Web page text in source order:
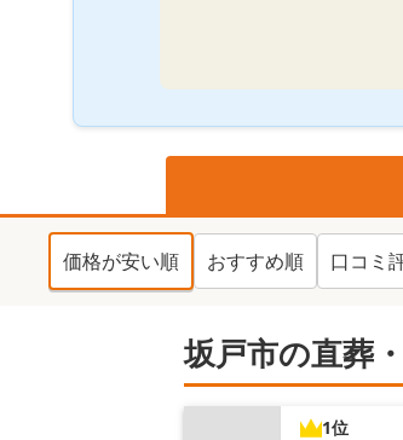
価格が安い順 おすすめ順 口コミ
坂戸市の直葬
1位